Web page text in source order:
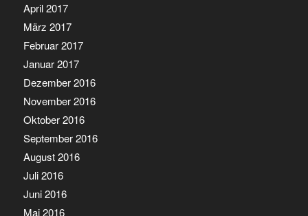
April 2017
März 2017
Februar 2017
Januar 2017
Dezember 2016
November 2016
Oktober 2016
September 2016
August 2016
Juli 2016
Juni 2016
Mai 2016